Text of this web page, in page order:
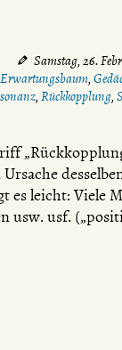
Samstag, 26.
Erwartungsbaum,
, Rückkopplung,
leicht: Viele
usw. usf.